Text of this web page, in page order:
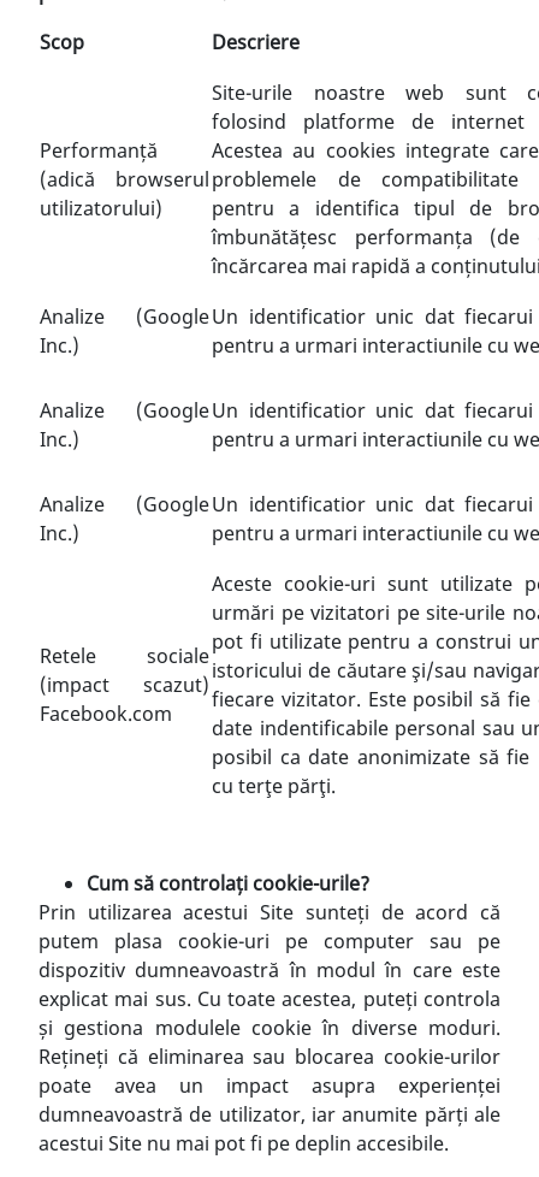
Scop
Descriere
Performanță
(adică browserul
utilizatorului)
Site-urile noastre web sunt
folosind platforme de internet
Acestea au cookies integrate
problemele de compatibilitate
pentru a identifica tipul de
îmbunătățesc performanța (de
încărcarea mai rapidă a
Analize (Google
Inc.)
Un identificatior unic dat
pentru a urmari interactiunile cu
Analize (Google
Inc.)
Un identificatior unic dat
pentru a urmari interactiunile cu
Analize (Google
Inc.)
Un identificatior unic dat
pentru a urmari interactiunile cu
Retele sociale
(impact scazut)
Facebook.com
Aceste cookie-uri sunt utilizate
urmări pe vizitatori pe site-urile
pot fi utilizate pentru a construi
istoricului de căutare şi/sau
fiecare vizitator. Este posibil să fie
date indentificabile personal sau
posibil ca date anonimizate să fie
cu terţe părţi.
Cum să controlați cookie-urile?
Prin utilizarea acestui Site sunteți de acord că
putem plasa cookie-uri pe computer sau pe
dispozitiv dumneavoastră în modul în care este
explicat mai sus. Cu toate acestea, puteți controla
și gestiona modulele cookie în diverse moduri.
Rețineți că eliminarea sau blocarea cookie-urilor
poate avea un impact asupra experienței
dumneavoastră de utilizator, iar anumite părți ale
acestui Site nu mai pot fi pe deplin accesibile.